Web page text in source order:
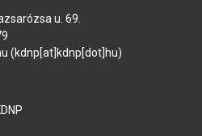
u. 69.
(kdnp[at]kdnp[dot]hu)